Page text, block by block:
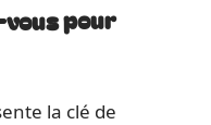
pour
la clé de